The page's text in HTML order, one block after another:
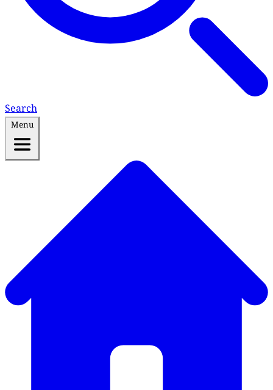
Search
Menu